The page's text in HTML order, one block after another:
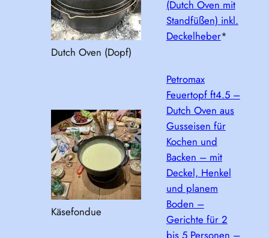
Dutch Oven (Dopf)
(Dutch Oven mit
Standfüßen) inkl.
Deckelheber*
Käsefondue
Petromax
Feuertopf ft4.5 –
Dutch Oven aus
Gusseisen für
Kochen und
Backen – mit
Deckel, Henkel
und planem
Boden –
Gerichte für 2
bis 5 Personen –